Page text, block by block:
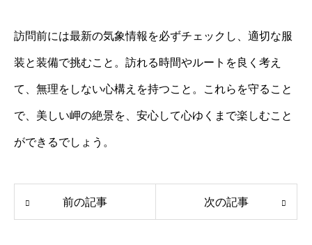
訪問前には最新の気象情報を必ずチェックし、適切な服
装と装備で挑むこと。訪れる時間やルートを良く考え
て、無理をしない心構えを持つこと。これらを守ること
で、美しい岬の絶景を、安心して心ゆくまで楽しむこと
ができるでしょう。
前の記事 次の記事